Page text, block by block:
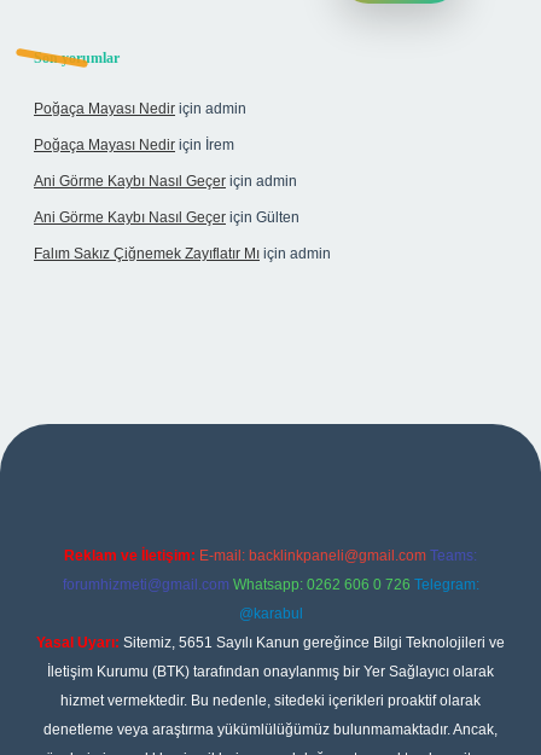
Son yorumlar
Poğaça Mayası Nedir için admin
Poğaça Mayası Nedir için İrem
Ani Görme Kaybı Nasıl Geçer için admin
Ani Görme Kaybı Nasıl Geçer için Gülten
Falım Sakız Çiğnemek Zayıflatır Mı için admin
Reklam ve İletişim: E-mail: backlinkpaneli@gmail.com Teams:
forumhizmeti@gmail.com Whatsapp: 0262 606 0 726 Telegram:
@karabul
Yasal Uyarı: Sitemiz, 5651 Sayılı Kanun gereğince Bilgi Teknolojileri ve
İletişim Kurumu (BTK) tarafından onaylanmış bir Yer Sağlayıcı olarak
hizmet vermektedir. Bu nedenle, sitedeki içerikleri proaktif olarak
denetleme veya araştırma yükümlülüğümüz bulunmamaktadır. Ancak,